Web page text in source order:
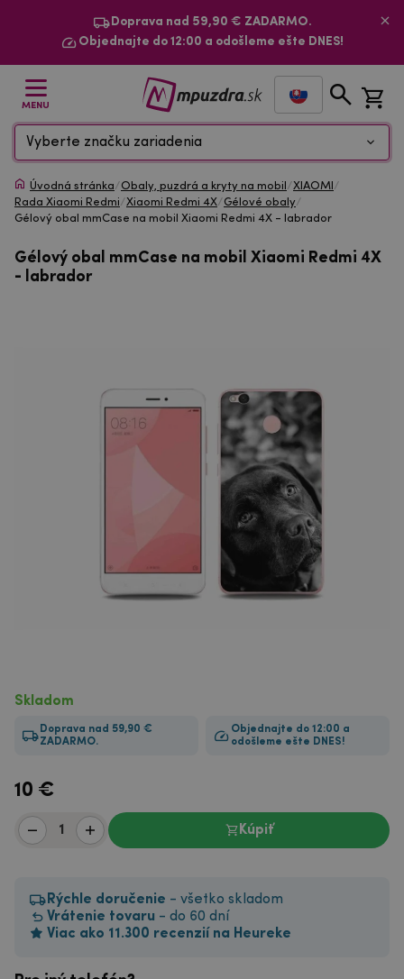
Doprava nad 59,90 € ZADARMO.
Objednajte do 12:00 a odošleme ešte DNES!
MENU
Vyberte značku zariadenia
Úvodná stránka/Obaly, puzdrá a kryty na mobil /XIAOMI /
Rada Xiaomi Redmi/Xiaomi Redmi 4X/Gélové obaly/
Gélový obal mmCase na mobil Xiaomi Redmi 4X - labrador
Gélový obal mmCase na mobil Xiaomi Redmi 4X
- labrador
Skladom
Doprava nad 59,90 €
ZADARMO.
Objednajte do 12:00 a
odošleme ešte DNES!
10 €
Kúpiť
Rýchle doručenie - všetko skladom
Vrátenie tovaru - do 60 dní
Viac ako 11.300 recenzií na Heureke